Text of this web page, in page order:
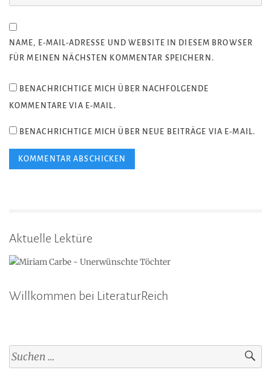
NAME, E-MAIL-ADRESSE UND WEBSITE IN DIESEM BROWSER
FÜR MEINEN NÄCHSTEN KOMMENTAR SPEICHERN.
BENACHRICHTIGE MICH ÜBER NACHFOLGENDE
KOMMENTARE VIA E-MAIL.
BENACHRICHTIGE MICH ÜBER NEUE BEITRÄGE VIA E-MAIL.
Aktuelle Lektüre
Willkommen bei LiteraturReich
Suchen
nach: